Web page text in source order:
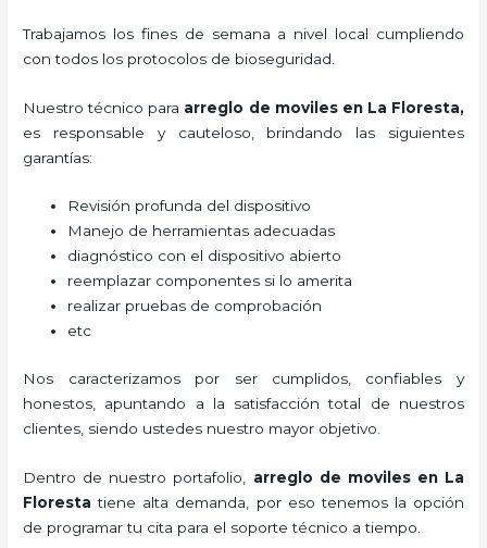
Trabajamos los fines de semana a nivel local cumpliendo
con todos los protocolos de bioseguridad.
Nuestro técnico para arreglo de moviles en La Floresta,
es responsable y cauteloso, brindando las siguientes
garantías:
Revisión profunda del dispositivo
Manejo de herramientas adecuadas
diagnóstico con el dispositivo abierto
reemplazar componentes si lo amerita
realizar pruebas de comprobación
etc
Nos caracterizamos por ser cumplidos, confiables y
honestos, apuntando a la satisfacción total de nuestros
clientes, siendo ustedes nuestro mayor objetivo.
Dentro de nuestro portafolio, arreglo de movilesen La
Floresta tiene alta demanda, por eso tenemos la opción
de programar tu cita para el soporte técnico a tiempo.